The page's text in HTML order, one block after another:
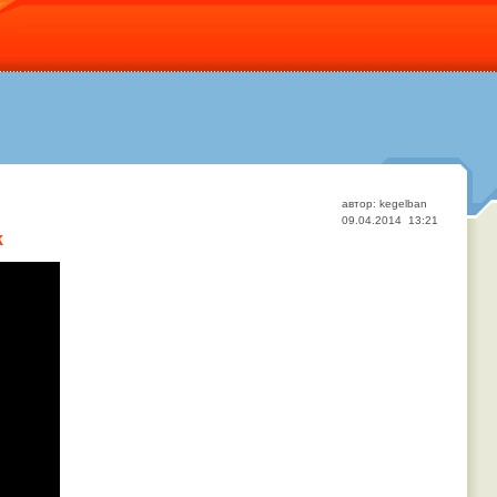
автор: kegelban
09.04.2014 13:21